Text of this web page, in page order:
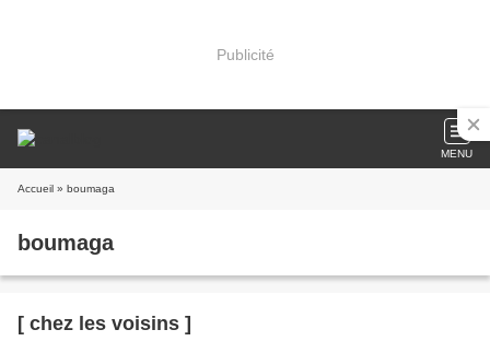
Publicité
MENU
Accueil » boumaga
boumaga
[ chez les voisins ]